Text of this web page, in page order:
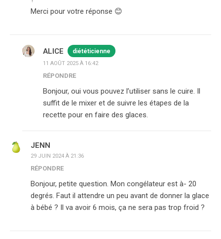
Merci pour votre réponse 😊
ALICE diététicienne
11 AOÛT 2025 À 16:42
RÉPONDRE
Bonjour, oui vous pouvez l’utiliser sans le cuire. Il
suffit de le mixer et de suivre les étapes de la
recette pour en faire des glaces.
JENN
29 JUIN 2024 À 21:36
RÉPONDRE
Bonjour, petite question. Mon congélateur est à- 20
degrés. Faut il attendre un peu avant de donner la glace
à bébé ? Il va avoir 6 mois, ça ne sera pas trop froid ?